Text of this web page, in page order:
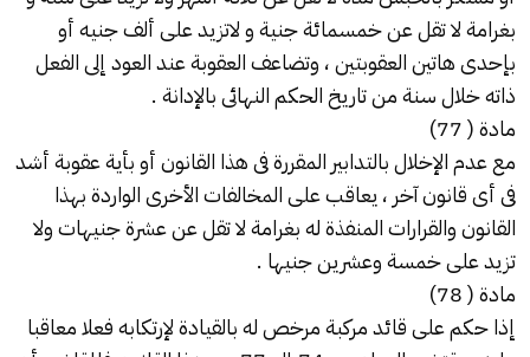
بغرامة لا تقل عن خمسمائة جنية و لاتزيد على ألف جنيه أو
بإحدى هاتين العقوبتين ، وتضاعف العقوبة عند العود إلى الفعل
ذاته خلال سنة من تاريخ الحكم النهائى بالإدانة .
مادة ( 77)
مع عدم الإخلال بالتدابير المقررة فى هذا القانون أو بأية عقوبة أشد
فى أى قانون آخر ، يعاقب على المخالفات الأخرى الواردة بهذا
القانون والقرارات المنفذة له بغرامة لا تقل عن عشرة جنيهات ولا
تزيد على خمسة وعشرين جنيها .
مادة ( 78)
إذا حكم على قائد مركبة مرخص له بالقيادة لإرتكابه فعلا معاقبا